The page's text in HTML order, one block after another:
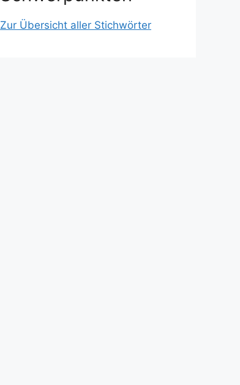
Zur Übersicht aller Stichwörter